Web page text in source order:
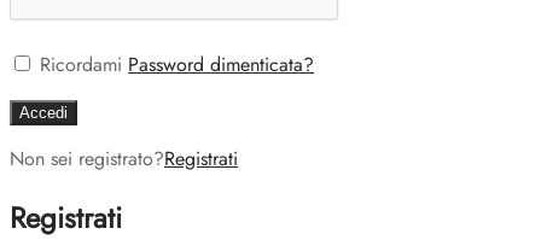
Ricordami Password dimenticata?
Accedi
Non sei registrato?Registrati
Registrati